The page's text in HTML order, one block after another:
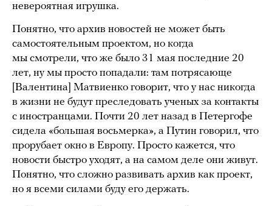
невероятная игрушка.
Понятно, что архив новостей не может быть
самостоятельным проектом, но когда
мы смотрели, что же было 31 мая последние 20
лет, ну мы просто попадали: там потрясающе
[Валентина] Матвиенко говорит, что у нас никогда
в жизни не будут преследовать ученых за контакты
с иностранцами. Почти 20 лет назад в Петергофе
сидела «большая восьмерка», а Путин говорил, что
прорубает окно в Европу. Просто кажется, что
новости быстро уходят, а на самом деле они живут.
Понятно, что сложно развивать архив как проект,
но я всеми силами буду его держать.